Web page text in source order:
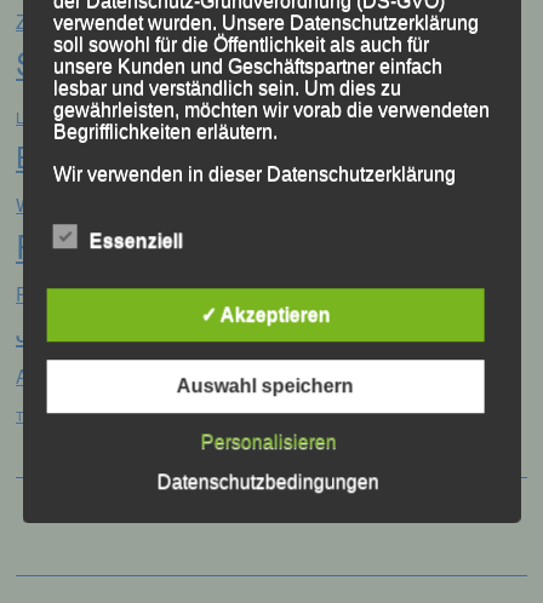
Zahn Jahreshauptversammlung Jana VogelJonas
Storch Jonathan Schubert Konrad Kufner LG Passau
Linz Lisa FuchsManfred AmmerlMario
Bernhardt
Marion Kopp Marion Krautloher
Weinert
Passau Patrick Wimmer
RuhstorfSabrina Prager Samira Luck Sascha
Jäger
Siegfried Kapfer
Auer
Stephan DeckwerthStephan Fruhmann
Thomas Kopfinger Tobias KapferTobias Schreindl
verwendet wurden. Unsere Datenschutzerklärung
soll sowohl für die Öffentlichkeit als auch für
unsere Kunden und Geschäftspartner einfach
lesbar und verständlich sein. Um dies zu
gewährleisten, möchten wir vorab die verwendeten
Begrifflichkeiten erläutern.
Wir verwenden in dieser Datenschutzerklärung
a) personenbezogene Daten
Informationen, die sich auf eine identifizierte
oder identifizierbare natürliche Person (im
Folgenden „betroffene Person") beziehen.
Als identifizierbar wird eine natürliche
insbesondere mittels Zuordnung zu einer
Kennnummer, zu Standortdaten, zu einer
Essenziell
✓ Akzeptieren
Auswahl speichern
Personalisieren
Datenschutzbedingungen